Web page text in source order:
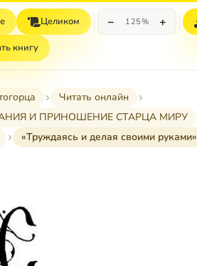
Целиком − 125% +
книгу
Читать онлайн
И ПРИНОШЕНИЕ СТАРЦА МИРУ
«Труждаясь и делая своими руками»